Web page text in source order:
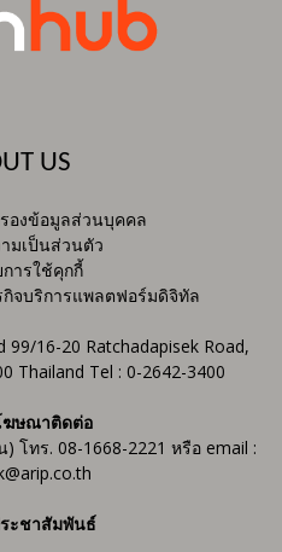
US
องข้อมูลส่วนบุคคล
มเป็นส่วนตัว
ารใช้คุกกี้
จบริการแพลตฟอร์มดิจิทัล
99/16-20 Ratchadapisek Road,
Thailand Tel : 0-2642-3400
ฆษณาติดต่อ
ทร. 08-1668-2221 หรือ email :
ะชาสัมพันธ์